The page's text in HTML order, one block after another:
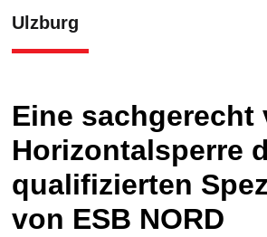
Ulzburg
Eine sachgerecht
Horizontalsperre
qualifizierten
von ESB NORD